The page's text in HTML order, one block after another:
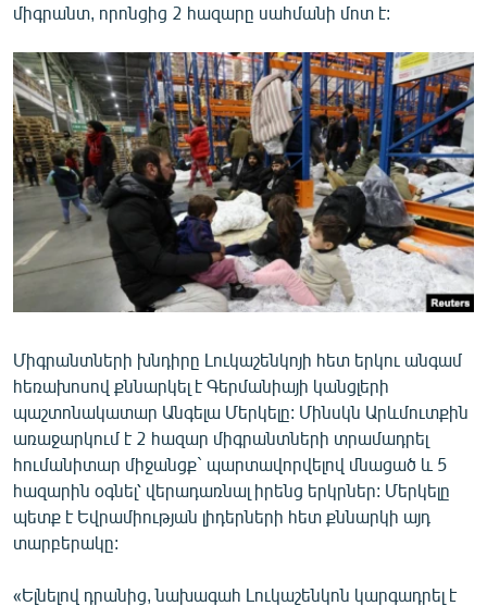
միգրանտ, որոնցից 2 հազարը սահմանի մոտ է:
Միգրանտների խնդիրը Լուկաշենկոյի հետ երկու անգամ
հեռախոսով քննարկել է Գերմանիայի կանցլերի
պաշտոնակատար Անգելա Մերկելը: Մինսկն Արևմուտքին
առաջարկում է 2 հազար միգրանտների տրամադրել
հումանիտար միջանցք` պարտավորվելով մնացած և 5
հազարին օգնել՝ վերադառնալ իրենց երկրներ: Մերկելը
պետք է Եվրամիության լիդերների հետ քննարկի այդ
տարբերակը:
«Ելնելով դրանից, նախագահ Լուկաշենկոն կարգադրել է